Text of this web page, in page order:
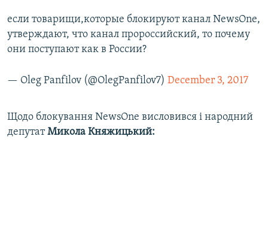
если товарищи,которые блокируют канал NewsOne,
утверждают, что канал пророссийский, то почему
они поступают как в России?
— Oleg Panfilov (@OlegPanfilov7) December 3, 2017
Щодо блокування NewsОne висловився і народний
депутатМикола Княжицький: